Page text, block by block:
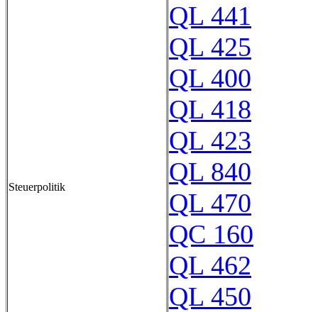
Steuerpolitik
QL 441
QL 425
QL 400
QL 418
QL 423
QL 840
QL 470
QC 160
QL 462
QL 450